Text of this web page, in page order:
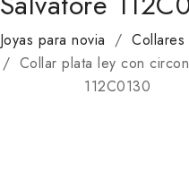
Joyas para novia
Collar plata ley con
112C0130